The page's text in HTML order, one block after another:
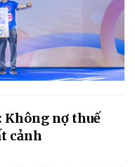
Không nợ thuế
cảnh